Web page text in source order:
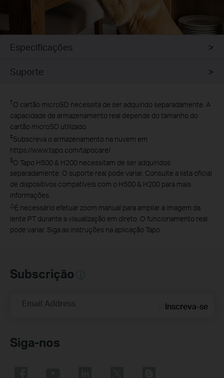
Especificações
Suporte
†O cartão microSD necessita de ser adquirido separadamente. A
capacidade de armazenamento real depende do tamanho do
cartão microSD utilizado.
‡Subscreva o armazenamento na nuvem em
https://www.tapo.com/tapocare/
§O Tapo H500 & H200 necessitam de ser adquiridos
separadamente. O suporte real pode variar. Consulte a lista oficial
de dispositivos compatíveis com o H500 & H200 para mais
informações.
△É necessário efetuar zoom manual para ampliar a imagem da
lente PT durante a visualização em direto. O funcionamento real
pode variar. Siga as instruções na aplicação Tapo.
Subscrição
Email Address Inscreva-se
Siga-nos